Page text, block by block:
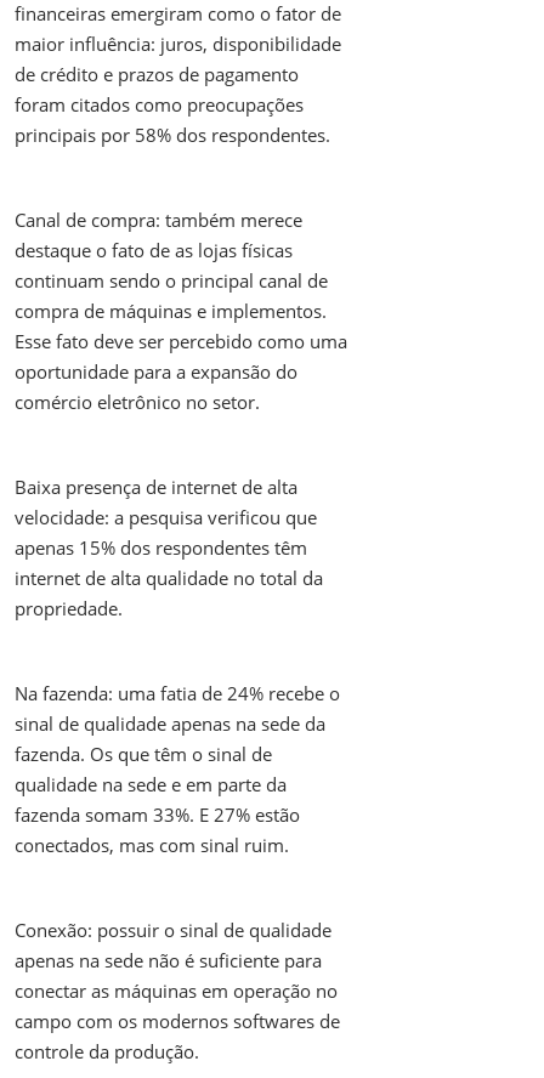
financeiras emergiram como o fator de
maior influência: juros, disponibilidade
de crédito e prazos de pagamento
foram citados como preocupações
principais por 58% dos respondentes.
Canal de compra: também merece
destaque o fato de as lojas físicas
continuam sendo o principal canal de
compra de máquinas e implementos.
Esse fato deve ser percebido como uma
oportunidade para a expansão do
comércio eletrônico no setor.
Baixa presença de internet de alta
velocidade: a pesquisa verificou que
apenas 15% dos respondentes têm
internet de alta qualidade no total da
propriedade.
Na fazenda: uma fatia de 24% recebe o
sinal de qualidade apenas na sede da
fazenda. Os que têm o sinal de
qualidade na sede e em parte da
fazenda somam 33%. E 27% estão
conectados, mas com sinal ruim.
Conexão: possuir o sinal de qualidade
apenas na sede não é suficiente para
conectar as máquinas em operação no
campo com os modernos softwares de
controle da produção.